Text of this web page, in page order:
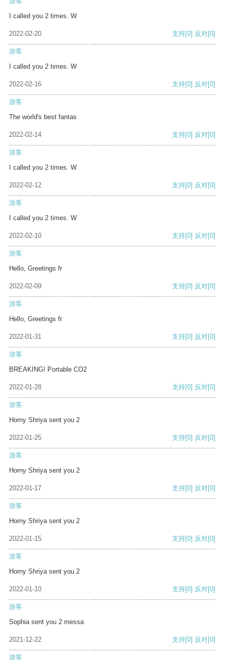
I called you 2 times. W
2022-02-20 支持[0] 反对[0]
游客
I called you 2 times. W
2022-02-16 支持[0] 反对[0]
游客
The world's best fantas
2022-02-14 支持[0] 反对[0]
游客
I called you 2 times. W
2022-02-12 支持[0] 反对[0]
游客
I called you 2 times. W
2022-02-10 支持[0] 反对[0]
游客
Hello, Greetings fr
2022-02-09 支持[0] 反对[0]
游客
Hello, Greetings fr
2022-01-31 支持[0] 反对[0]
游客
BREAKING! Portable CO2
2022-01-28 支持[0] 反对[0]
游客
Horny Shriya sent you 2
2022-01-25 支持[0] 反对[0]
游客
Horny Shriya sent you 2
2022-01-17 支持[0] 反对[0]
游客
Horny Shriya sent you 2
2022-01-15 支持[0] 反对[0]
游客
Horny Shriya sent you 2
2022-01-10 支持[0] 反对[0]
游客
Sophia sent you 2 messa
2021-12-22 支持[0] 反对[0]
游客